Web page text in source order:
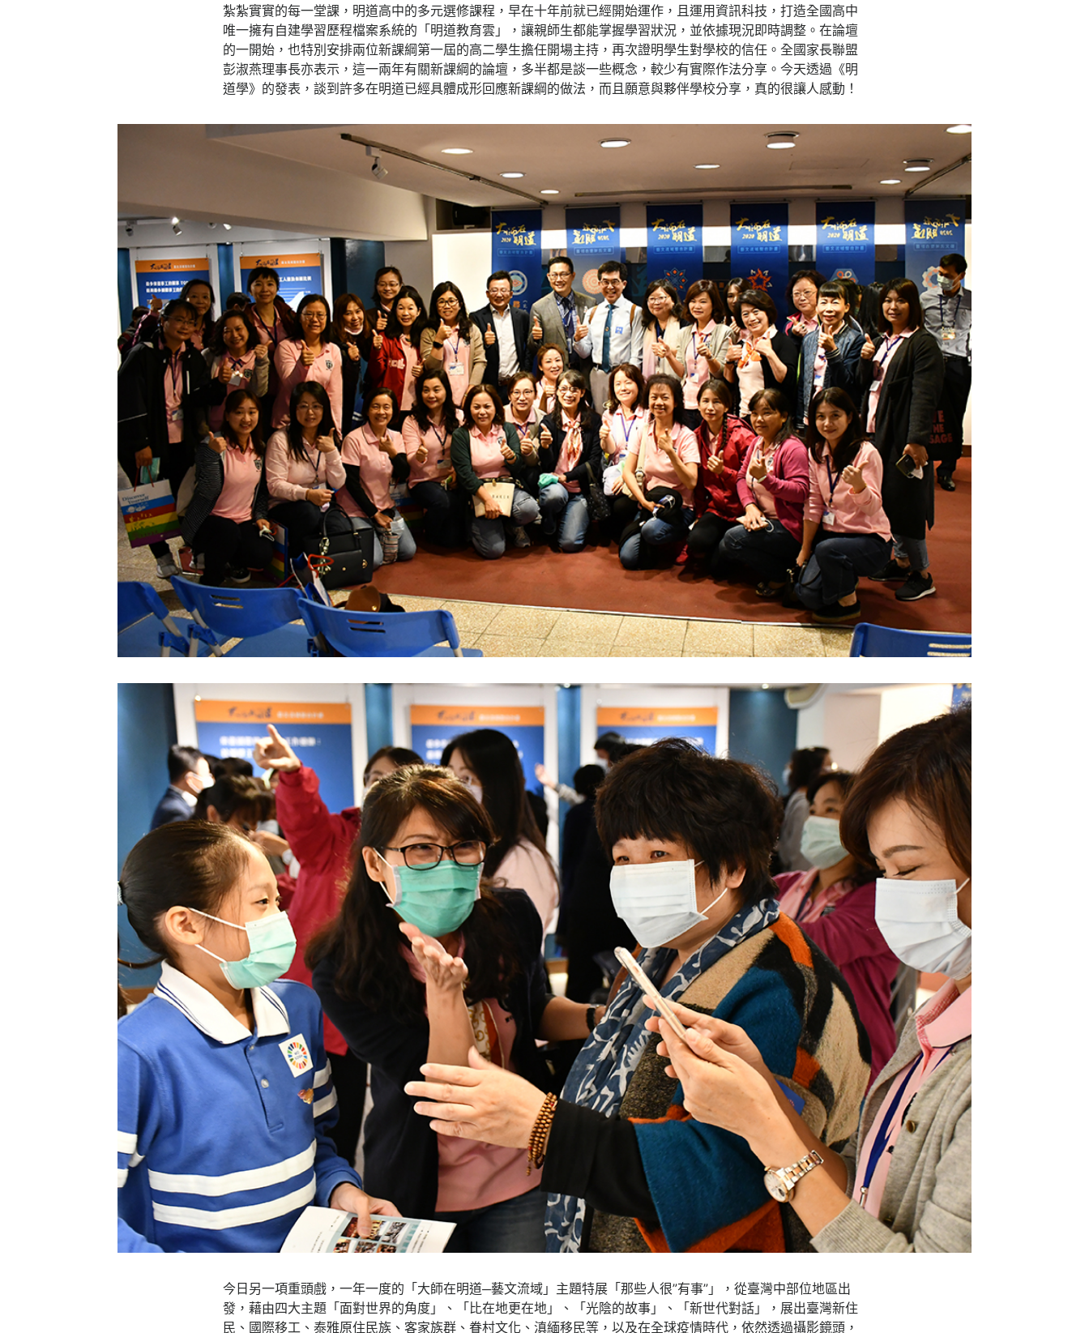
紮紮實實的每一堂課，明道高中的多元選修課程，早在十年前就已經開始運作，且運用資訊科技，打造全國高中
唯一擁有自建學習歷程檔案系統的「明道教育雲」，讓親師生都能掌握學習狀況，並依據現況即時調整。在論壇
的一開始，也特別安排兩位新課綱第一屆的高二學生擔任開場主持，再次證明學生對學校的信任。全國家長聯盟
彭淑燕理事長亦表示，這一兩年有關新課綱的論壇，多半都是談一些概念，較少有實際作法分享。今天透過《明
道學》的發表，談到許多在明道已經具體成形回應新課綱的做法，而且願意與夥伴學校分享，真的很讓人感動！
今日另一項重頭戲，一年一度的「大師在明道─藝文流域」主題特展「那些人很”有事”」，從臺灣中部位地區出
發，藉由四大主題「面對世界的角度」、「比在地更在地」、「光陰的故事」、「新世代對話」，展出臺灣新住
民、國際移工、泰雅原住民族、客家族群、眷村文化、滇緬移民等，以及在全球疫情時代，依然透過攝影鏡頭，